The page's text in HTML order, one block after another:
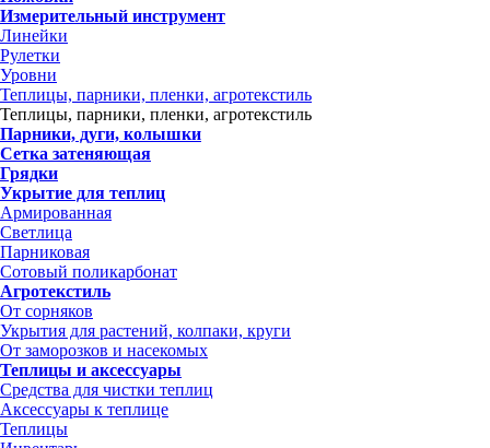
Измерительный инструмент
Линейки
Рулетки
Уровни
Теплицы, парники, пленки, агротекстиль
Теплицы, парники, пленки, агротекстиль
Парники, дуги, колышки
Сетка затеняющая
Грядки
Укрытие для теплиц
Армированная
Светлица
Парниковая
Сотовый поликарбонат
Агротекстиль
От сорняков
Укрытия для растений, колпаки, круги
От заморозков и насекомых
Теплицы и аксессуары
Средства для чистки теплиц
Аксессуары к теплице
Теплицы